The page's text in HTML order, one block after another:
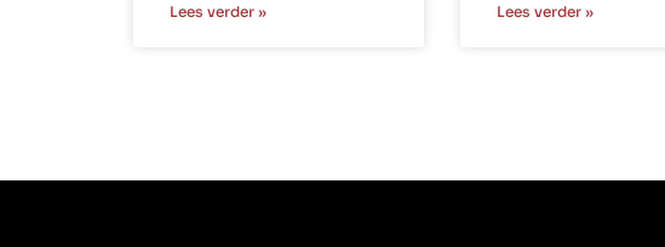
Lees verder » Lees verder »